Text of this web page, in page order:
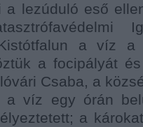
a lezúduló eső
a víz a
a focipályát
Csaba, a
a víz egy órán
a